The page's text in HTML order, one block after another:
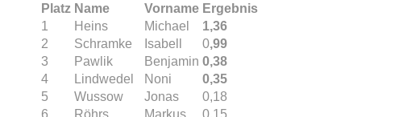
Platz Name Vorname Ergebnis
1
Heins Michael
1,36
2
Schramke Isabell 0,99
3
Pawlik Benjamin 0,38
4
Lindwedel Noni
0,35
5
Wussow Jonas
0,18
6
Röhrs Markus
0,15